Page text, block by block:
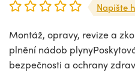
Napište
Montáž, opravy, revize a
plnění nádob
bezpečnosti a ochrany